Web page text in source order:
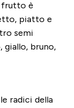
frutto è
piatto e
semi
giallo, bruno,
radici della